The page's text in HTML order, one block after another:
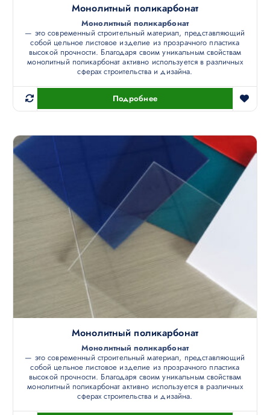
Монолитный поликарбонат
Монолитный поликарбонат
— это современный строительный материал, представляющий
собой цельное листовое изделие из прозрачного пластика
высокой прочности. Благодаря своим уникальным свойствам
монолитный поликарбонат активно используется в различных
сферах строительства и дизайна.
Подробнее
Монолитный поликарбонат
Монолитный поликарбонат
— это современный строительный материал, представляющий
собой цельное листовое изделие из прозрачного пластика
высокой прочности. Благодаря своим уникальным свойствам
монолитный поликарбонат активно используется в различных
сферах строительства и дизайна.